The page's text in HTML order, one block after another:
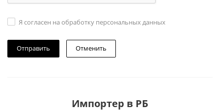
Я согласен на обработку персональных данных
Отменить
Импортер в РБ